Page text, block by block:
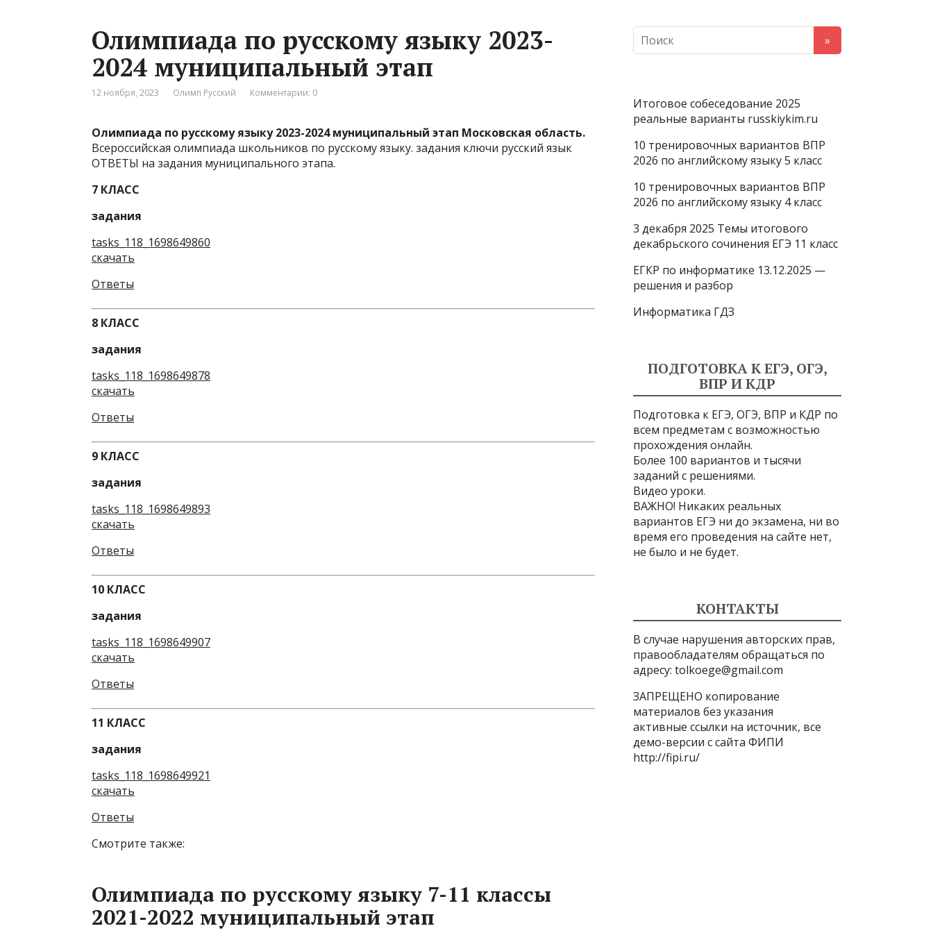
Олимпиада по русскому языку 2023-
2024 муниципальный этап
12 ноября, 2023 Олимп Русский Комментарии: 0
Олимпиада по русскому языку 2023-2024 муниципальный этап Московская область.
Всероссийская олимпиада школьников по русскому языку. задания ключи русский язык
ОТВЕТЫ на задания муниципального этапа.
7 КЛАСС
задания
tasks_118_1698649860
скачать
Ответы
8 КЛАСС
задания
tasks_118_1698649878
скачать
Ответы
9 КЛАСС
задания
tasks_118_1698649893
скачать
Ответы
10 КЛАСС
задания
tasks_118_1698649907
скачать
Ответы
11 КЛАСС
задания
tasks_118_1698649921
скачать
Ответы
Смотрите также:
Олимпиада по русскому языку 7-11 классы
2021-2022 муниципальный этап
Итоговое собеседование 2025
реальные варианты russkiykim.ru
10 тренировочных вариантов ВПР
2026 по английскому языку 5 класс
10 тренировочных вариантов ВПР
2026 по английскому языку 4 класс
3 декабря 2025 Темы итогового
декабрьского сочинения ЕГЭ 11 класс
ЕГКР по информатике 13.12.2025 —
решения и разбор
Информатика ГДЗ
ПОДГОТОВКА К ЕГЭ, ОГЭ,
ВПР И КДР
Подготовка к ЕГЭ, ОГЭ, ВПР и КДР по
всем предметам с возможностью
прохождения онлайн.
Более 100 вариантов и тысячи
заданий с решениями.
Видео уроки.
ВАЖНО! Никаких реальных
вариантов ЕГЭ ни до экзамена, ни во
время его проведения на сайте нет,
не было и не будет.
КОНТАКТЫ
В случае нарушения авторских прав,
правообладателям обращаться по
адресу: tolkoege@gmail.com
ЗАПРЕЩЕНО копирование
материалов без указания
активные ссылки на источник, все
демо-версии с сайта ФИПИ
http://fipi.ru/